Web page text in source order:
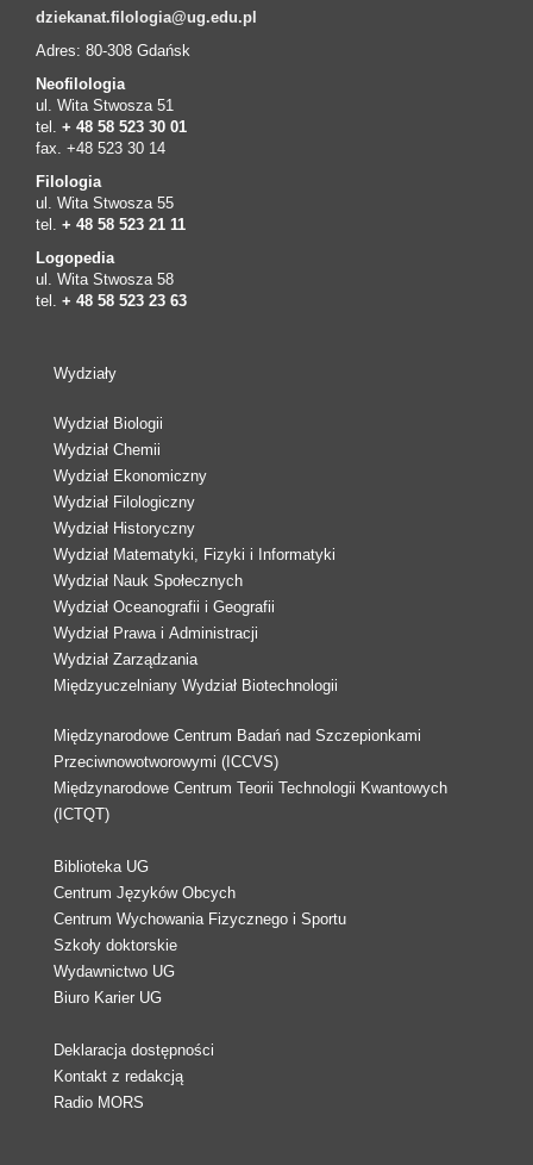
dziekanat.filologia@ug.edu.pl
Adres: 80-308 Gdańsk
Neofilologia
ul. Wita Stwosza 51
tel. + 48 58 523 30 01
fax. +48 523 30 14
Filologia
ul. Wita Stwosza 55
tel. + 48 58 523 21 11
Logopedia
ul. Wita Stwosza 58
tel. + 48 58 523 23 63
Wydziały
Wydział Biologii
Wydział Chemii
Wydział Ekonomiczny
Wydział Filologiczny
Wydział Historyczny
Wydział Matematyki, Fizyki i Informatyki
Wydział Nauk Społecznych
Wydział Oceanografii i Geografii
Wydział Prawa i Administracji
Wydział Zarządzania
Międzyuczelniany Wydział Biotechnologii
Międzynarodowe Centrum Badań nad Szczepionkami
Przeciwnowotworowymi (ICCVS)
Międzynarodowe Centrum Teorii Technologii Kwantowych
(ICTQT)
Biblioteka UG
Centrum Języków Obcych
Centrum Wychowania Fizycznego i Sportu
Szkoły doktorskie
Wydawnictwo UG
Biuro Karier UG
Deklaracja dostępności
Kontakt z redakcją
Radio MORS